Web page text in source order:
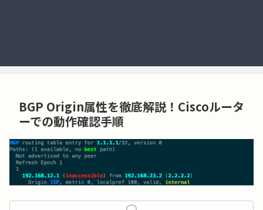
BGP Origin属性を徹底解説！Ciscoルータ
ーでの動作確認手順